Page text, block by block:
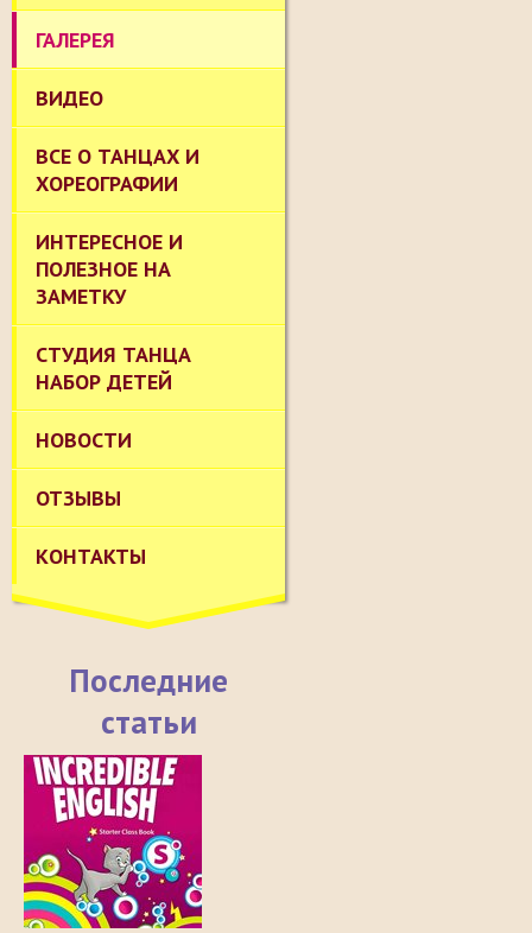
ГАЛЕРЕЯ
ВИДЕО
ВСЕ О ТАНЦАХ И
ХОРЕОГРАФИИ
ИНТЕРЕСНОЕ И
ПОЛЕЗНОЕ НА
ЗАМЕТКУ
СТУДИЯ ТАНЦА
НАБОР ДЕТЕЙ
НОВОСТИ
ОТЗЫВЫ
КОНТАКТЫ
Последние
статьи